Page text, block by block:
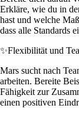
Erkläre, wie du in
hast und welche
dass alle Standards
✨Flexibilität und
Mars sucht nach
arbeiten. Bereite
Fähigkeit zur
einen positiven